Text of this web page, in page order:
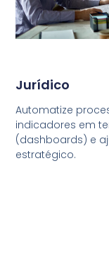
Jurídico
Automatize
indicadores em
(dashboards) e
estratégico.